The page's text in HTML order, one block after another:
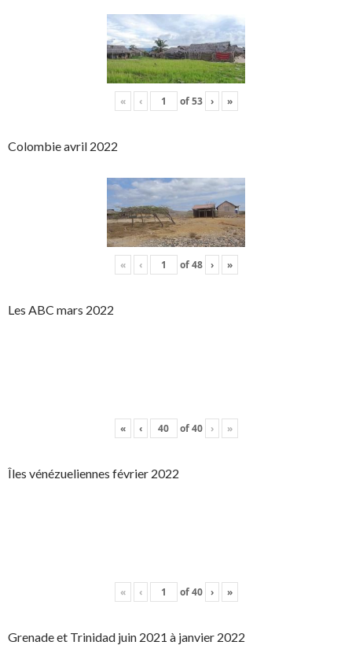
« ‹ of53 › »
Colombie avril 2022
« ‹ of48 › »
Les ABC mars 2022
« ‹ of40 › »
Îles vénézueliennes février 2022
« ‹ of40 › »
Grenade et Trinidad juin 2021 à janvier 2022